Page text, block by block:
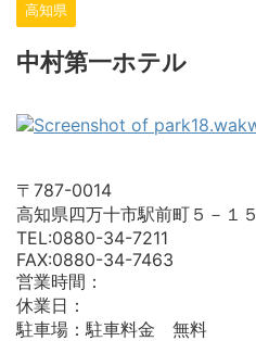
高知県
中村第一ホテル
〒787-0014
高知県四万十市駅前町５－１５
TEL:0880-34-7211
FAX:0880-34-7463
営業時間：
休業日：
駐車場：駐車料金 無料